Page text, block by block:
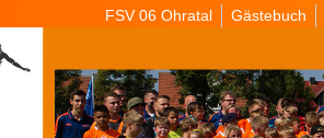
FSV 06 Ohratal Gästebuch